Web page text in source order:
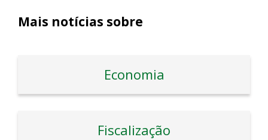
Mais notícias sobre
Economia
Fiscalização